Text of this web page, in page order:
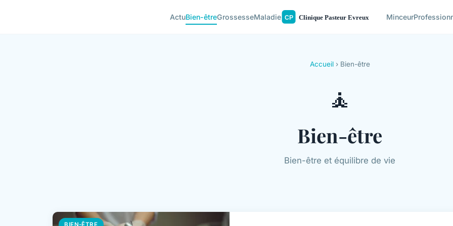
ActuBien-êtreGrossesseMaladie Minceur
Accueil› Bien-être
🧘
Bien-être
Bien-être et équilibre de vie
BIEN-ÊTRE